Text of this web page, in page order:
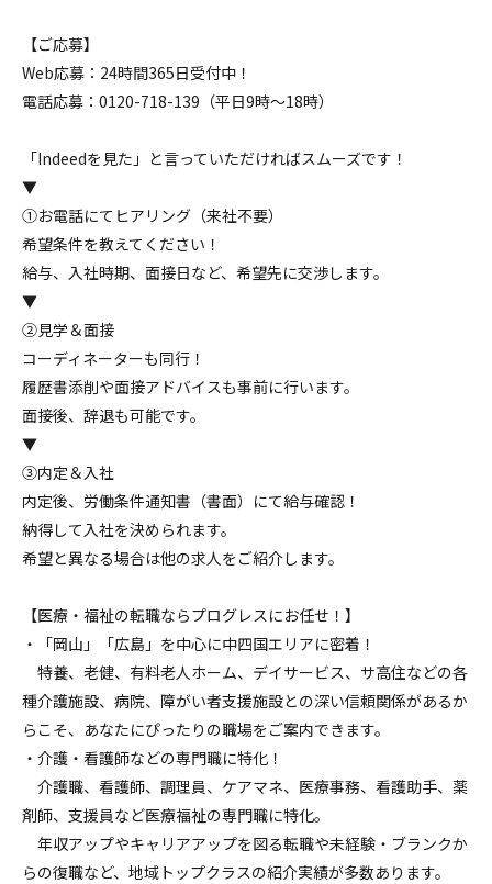
【ご応募】
Web応募：24時間365日受付中！
電話応募：0120-718-139（平日9時～18時）
「Indeedを見た」と言っていただければスムーズです！
▼
①お電話にてヒアリング（来社不要）
希望条件を教えてください！
給与、入社時期、面接日など、希望先に交渉します。
▼
②見学＆面接
コーディネーターも同行！
履歴書添削や面接アドバイスも事前に行います。
面接後、辞退も可能です。
▼
③内定＆入社
内定後、労働条件通知書（書面）にて給与確認！
納得して入社を決められます。
希望と異なる場合は他の求人をご紹介します。
【医療・福祉の転職ならプログレスにお任せ！】
・「岡山」「広島」を中心に中四国エリアに密着！
特養、老健、有料老人ホーム、デイサービス、サ高住などの各
種介護施設、病院、障がい者支援施設との深い信頼関係があるか
らこそ、あなたにぴったりの職場をご案内できます。
・介護・看護師などの専門職に特化！
介護職、看護師、調理員、ケアマネ、医療事務、看護助手、薬
剤師、支援員など医療福祉の専門職に特化。
年収アップやキャリアアップを図る転職や未経験・ブランクか
らの復職など、地域トップクラスの紹介実績が多数あります。